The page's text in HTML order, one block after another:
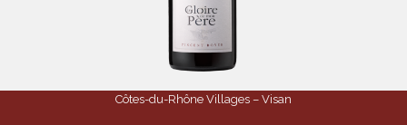
Côtes-du-Rhône Villages – Visan